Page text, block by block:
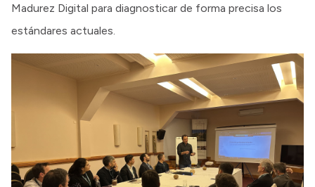
Madurez Digital para diagnosticar de forma precisa los
estándares actuales.